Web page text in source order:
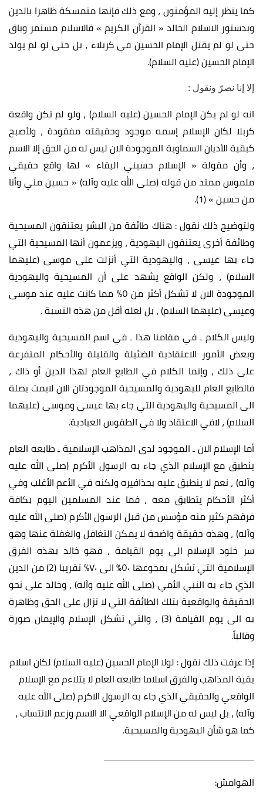
كما ينظر إليه المؤمنون ، ومع ذلك فإنها متمسكة ظاهرا بالدين
وبدستور الاسلام الخالد « القرآن الكريم » فالاسلام مستمر وباق
حتى لو لم يقتل الإمام الحسين في كربلاء ، بل حتى لو لم يولد
الإمام الحسين (عليه السلام).
إلا إنا نصرّ ونقول :
انه لو لم يكن الإمام الحسين (عليه السلام) ، ولو لم تكن واقعة
كربلا لكان الإسلام إسمه موجود وحقيقته مفقودة ، ولأصبح
كبقية الأديان السماوية الموجودة الان ليس له من الحق إلا الاسم
، وأن مقولة « الإسلام حسيني البقاء » لها واقع حقيقي
ملموس ممتد من قوله (صلى الله عليه وآله) « حسين مني وأنا
من حسين » (1).
ولتوضيح ذلك نقول : هناك طائفة من البشر يعتنقون المسيحية
وطائفة أخرى يعتنقون اليهودية ، ويزعمون أنها المسيحية التي
جاء بها عيسى ، واليهودية التي أنزلت على موسى (عليهما
السلام) ، ولكن الواقع يشهد على أن المسيحية واليهودية
الموجودة الان لا تشكل أكثر من ٥% مما كانت عليه عند موسى
وعيسى (عليهما السلام) ، بل لعله أقل من هذه النسبة .
وليس الكلام ـ في مقامنا هذا ـ في اسم المسيحية واليهودية
وبعض الأمور الاعتقادية الضئيلة والقليلة والأحكام المتفرعة
على ذلك ، وإنما الكلام في الطابع العام لهذا الدين أو ذاك ،
فالطابع العام لليهودية والمسيحية الموجودتان الان لايمت بصلة
الى المسيحية واليهودية التي جاء بها عيسى وموسى (عليهما
السلام) ، لافي الاعتقاد ولا في الطقوس العبادية.
أما الإسلام الان ـ الموجود لدى المذاهب الإسلامية ـ طابعه العام
ينطبق مع الإسلام الذي جاء به الرسول الأكرم (صلى الله عليه
وآله) ، نعم لا ينطبق عليه بحذافيره ولكنه في الأعم الأغلب وفي
أكثر الأحكام يتطابق معه ، فما عند المسلمين اليوم بكافة
فرقهم كثير منه مؤسس من قبل الرسول الأكرم (صلى الله عليه
وآله) ، وهذه حقيقة واضحة لا يمكن التغافل والغفلة عنها وهو
سر خلود الإسلام الى يوم القيامة ، فهو خالد بهذه الفرق
الإسلامية التي تشكل بمجوعها ٥٠% الى ٧٠% تقريبا (2) من الدين
الذي جاء به النبي الأمي (صلى الله عليه وآله) ، وخالد على نحو
الحقيقة والواقعية بتلك الطائفة التي لا تزال على الحق وظاهرة
به الى يوم القيامة (3) ، والتي تشكل الإسلام والإيمان صورة
وقالباً.
إذا عرفت ذلك نقول : لولا الإمام الحسين (عليه السلام) لكان اسلام
بقية المذاهب والفرق اسلاما طابعه العام لا يتلاءم مع الإسلام
الواقعي والحقيقي الذي جاء به الرسول الاكرم (صلى الله عليه
وآله) ، بل ليس له من الإسلام الواقعي الا الاسم وزعم الانتساب ،
كما هو شأن اليهودية والمسيحية.
الهوامش: